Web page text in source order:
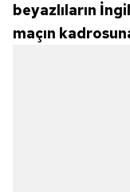
beyazlıların
maçın